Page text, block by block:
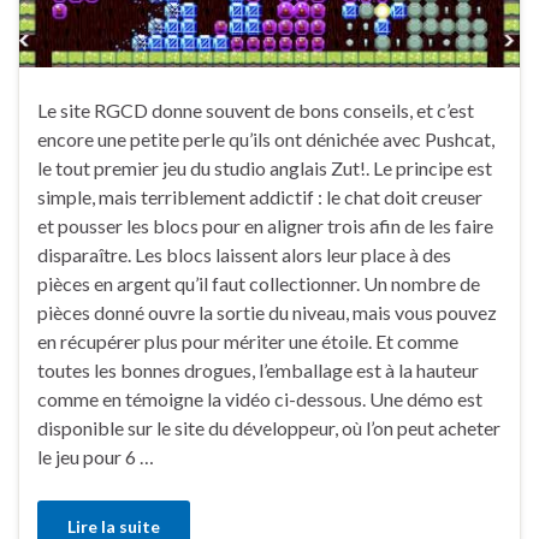
Le site RGCD donne souvent de bons conseils, et c’est
encore une petite perle qu’ils ont dénichée avec Pushcat,
le tout premier jeu du studio anglais Zut!. Le principe est
simple, mais terriblement addictif : le chat doit creuser
et pousser les blocs pour en aligner trois afin de les faire
disparaître. Les blocs laissent alors leur place à des
pièces en argent qu’il faut collectionner. Un nombre de
pièces donné ouvre la sortie du niveau, mais vous pouvez
en récupérer plus pour mériter une étoile. Et comme
toutes les bonnes drogues, l’emballage est à la hauteur
comme en témoigne la vidéo ci-dessous. Une démo est
disponible sur le site du développeur, où l’on peut acheter
le jeu pour 6 …
Lire la suite